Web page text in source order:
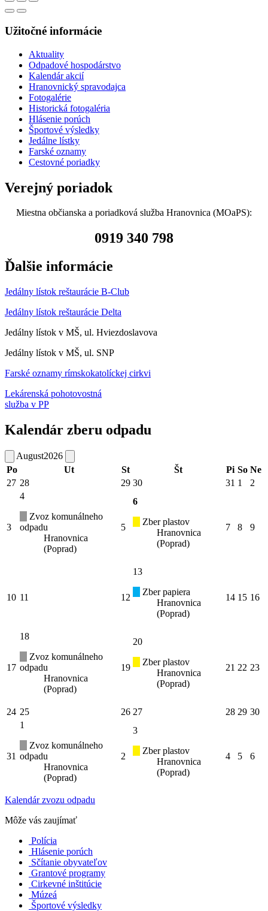
Užitočné informácie
Aktuality
Odpadové hospodárstvo
Kalendár akcií
Hranovnický spravodajca
Fotogalérie
Historická fotogaléria
Hlásenie porúch
Športové výsledky
Jedálne lístky
Farské oznamy
Cestovné poriadky
Verejný poriadok
Miestna občianska a poriadková služba Hranovnica (MOaPS):
0919 340 798
Ďalšie informácie
Jedálny lístok reštaurácie B-Club
Jedálny lístok reštaurácie Delta
Jedálny lístok v MŠ, ul. Hviezdoslavova
Jedálny lístok v MŠ, ul. SNP
Farské oznamy rímskokatolíckej cirkvi
Lekárenská pohotovostná
služba v PP
Kalendár zberu odpadu
August2026
Po
Ut St Št Pi So Ne
27 28 29 30 31 1 2
3
4
Zvoz komunálneho
odpadu
Hranovnica
(Poprad)
5
6
Zber plastov
Hranovnica
(Poprad)
7 8 9
10 11 12
13
Zber papiera
Hranovnica
(Poprad)
14 15 16
17
18
Zvoz komunálneho
odpadu
Hranovnica
(Poprad)
19
20
Zber plastov
Hranovnica
(Poprad)
21 22 23
24 25 26 27 28 29 30
31
1
Zvoz komunálneho
odpadu
Hranovnica
(Poprad)
2
3
Zber plastov
Hranovnica
(Poprad)
4 5 6
Kalendár zvozu odpadu
Môže vás zaujímať
Polícia
Hlásenie porúch
Sčítanie obyvateľov
Grantové programy
Cirkevné inštitúcie
Múzeá
Športové výsledky